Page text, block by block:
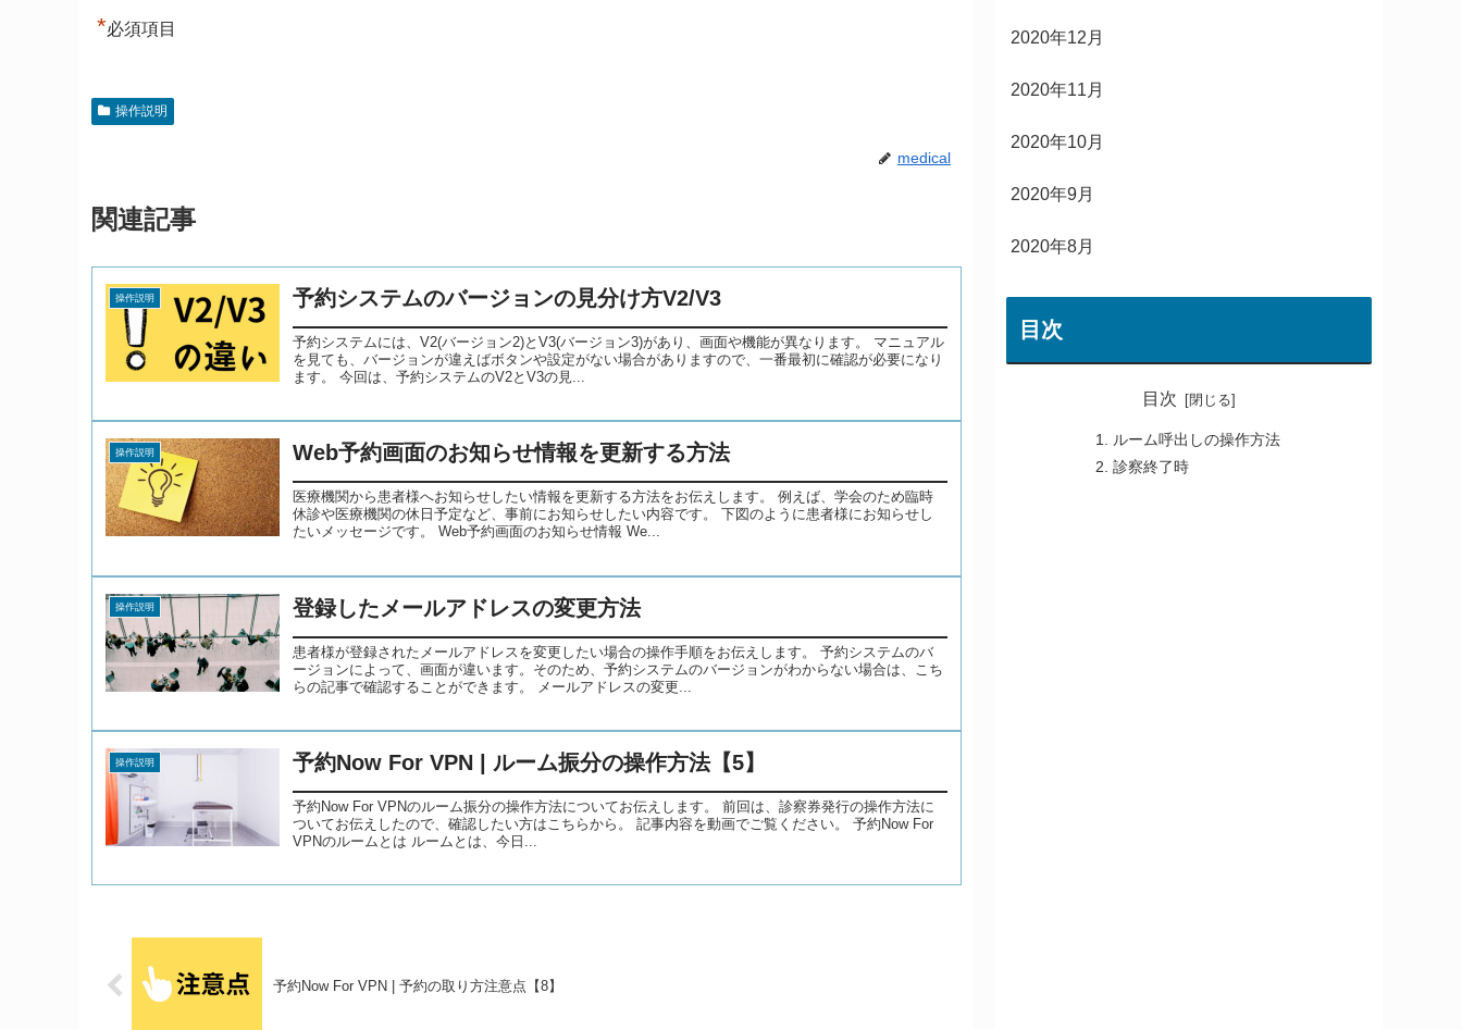
*必須項目
操作説明
medical
関連記事
操作説明 予約システムのバージョンの見分け方V2/V3
予約システムには、V2(バージョン2)とV3(バージョン3)があり、画面や機能が異なります。 マニュアル
を見ても、バージョンが違えばボタンや設定がない場合がありますので、一番最初に確認が必要になり
ます。 今回は、予約システムのV2とV3の見...
操作説明 Web予約画面のお知らせ情報を更新する方法
医療機関から患者様へお知らせしたい情報を更新する方法をお伝えします。 例えば、学会のため臨時
休診や医療機関の休日予定など、事前にお知らせしたい内容です。 下図のように患者様にお知らせし
たいメッセージです。 Web予約画面のお知らせ情報 We...
操作説明 登録したメールアドレスの変更方法
患者様が登録されたメールアドレスを変更したい場合の操作手順をお伝えします。 予約システムのバ
ージョンによって、画面が違います。そのため、予約システムのバージョンがわからない場合は、こち
らの記事で確認することができます。 メールアドレスの変更...
操作説明 予約Now For VPN | ルーム振分の操作方法【5】
予約Now For VPNのルーム振分の操作方法についてお伝えします。 前回は、診察券発行の操作方法に
ついてお伝えしたので、確認したい方はこちらから。 記事内容を動画でご覧ください。 予約Now For
VPNのルームとは ルームとは、今日...
予約Now For VPN | 予約の取り方注意点【8】
2020年12月
2020年11月
2020年10月
2020年9月
2020年8月
目次
目次
ルーム呼出しの操作方法
診察終了時